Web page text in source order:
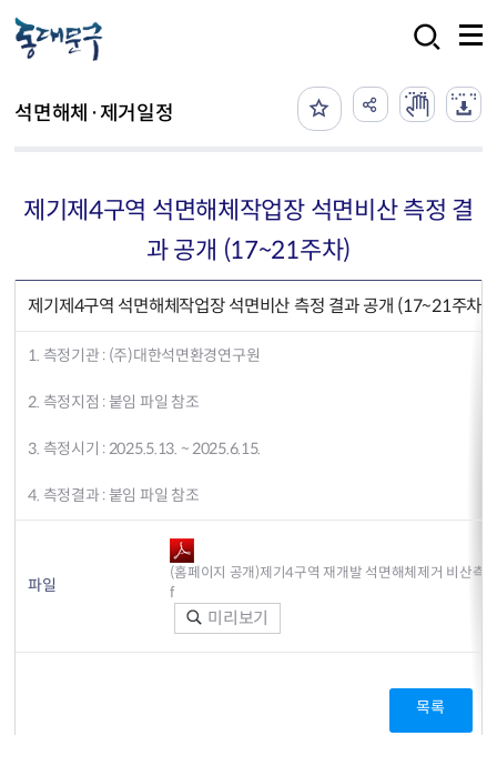
석면해체·제거일정
제기제4구역 석면해체작업장 석면비산 측정 결
과 공개 (17~21주차)
제기제4구역 석면해체작업장 석면비산 측정 결과 공개 (17~21주차)
1. 측정기관 : (주)대한석면환경연구원
2. 측정지점 : 붙임 파일 참조
3. 측정시기 : 2025.5.13. ~ 2025.6.15.
4. 측정결과 : 붙임 파일 참조
파일
(홈페이지 공개)제기4구역 재개발 석면해체제거 비산
f
미리보기
목록